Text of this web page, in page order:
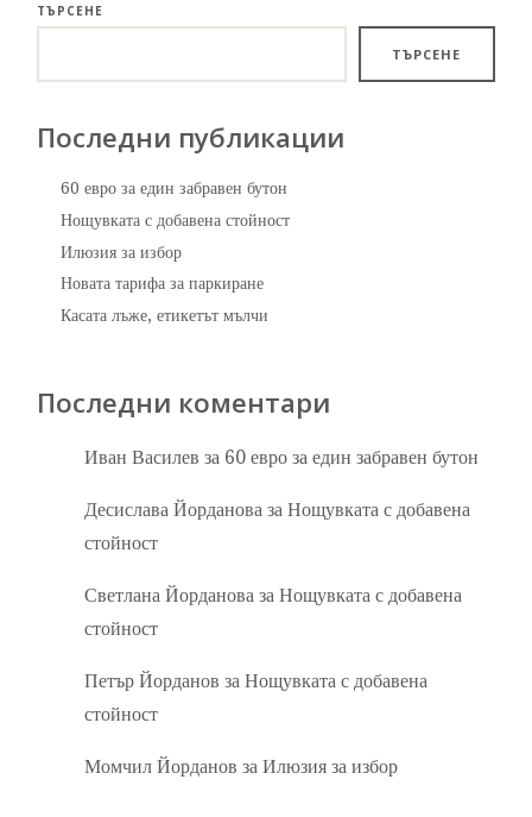
ТЪРСЕНЕ
ТЪРСЕНЕ
Последни публикации
60 евро за един забравен бутон
Нощувката с добавена стойност
Илюзия за избор
Новата тарифа за паркиране
Касата лъже, етикетът мълчи
Последни коментари
Иван Василев за 60 евро за един забравен бутон
Десислава Йорданова заНощувката с добавена
стойност
Светлана Йорданова заНощувката с добавена
стойност
Петър Йорданов заНощувката с добавена
стойност
Момчил Йорданов заИлюзия за избор